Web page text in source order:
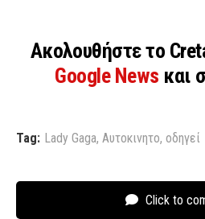
Ακολουθήστε το
Google News και
Tag: Lady Gaga, Αυτοκινητο, οδηγεί
Click to